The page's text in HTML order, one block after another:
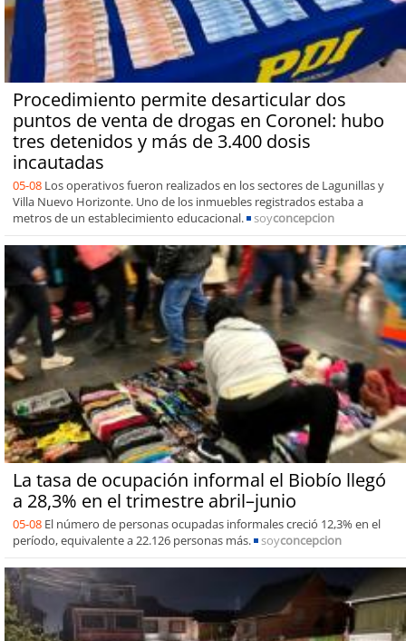
Procedimiento permite desarticular dos
puntos de venta de drogas en Coronel: hubo
tres detenidos y más de 3.400 dosis
incautadas
05-08 Los operativos fueron realizados en los sectores de Lagunillas y
Villa Nuevo Horizonte. Uno de los inmuebles registrados estaba a
metros de un establecimiento educacional.
soyconcepcion
La tasa de ocupación informal el Biobío llegó
a 28,3% en el trimestre abril–junio
05-08 El número de personas ocupadas informales creció 12,3% en el
período, equivalente a 22.126 personas más.
soyconcepcion